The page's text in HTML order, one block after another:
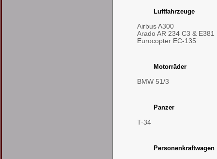
Luftfahrzeuge
Airbus A300
Arado AR 234 C3 & E381
Eurocopter EC-135
Motorräder
BMW 51/3
Panzer
T-34
Personenkraftwagen